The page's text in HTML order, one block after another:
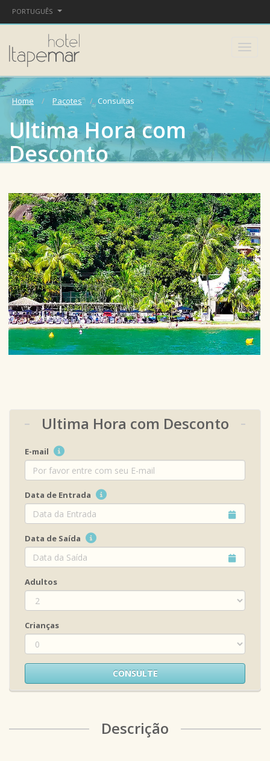
PORTUGUÊS
Home Pacotes Consultas
Ultima Hora com
Desconto
Ultima Hora com Desconto
E-mail
Data de Entrada
Data de Saída
Adultos
Crianças
CONSULTE
Descrição